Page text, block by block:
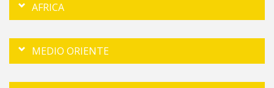
AFRICA
MEDIO ORIENTE